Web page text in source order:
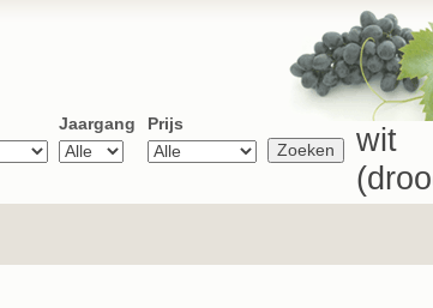
Jaargang Prijs
wit